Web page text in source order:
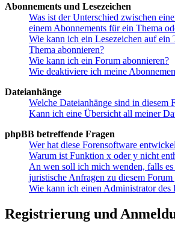
Abonnements und Lesezeichen
Was ist der Unterschied zwischen
einem Abonnements für ein Thema
Wie kann ich ein Lesezeichen auf ein
Thema abonnieren?
Wie kann ich ein Forum abonnieren?
Wie deaktiviere ich meine
Dateianhänge
Welche Dateianhänge sind in diesem
Kann ich eine Übersicht all meiner
phpBB betreffende Fragen
Wer hat diese Forensoftware
Warum ist Funktion x oder y nicht
An wen soll ich mich wenden, falls
juristische Anfragen zu diesem Forum
Wie kann ich einen Administrator des
Registrierung und